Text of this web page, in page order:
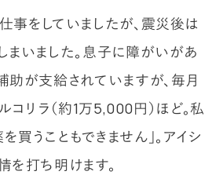
事をしていましたが、震災後は
まいました。息子に障がいがあ
助が支給されていますが、毎月
リラ（約1万5,000円）ほど。私
買うこともできません」。アイシ
を打ち明けます。